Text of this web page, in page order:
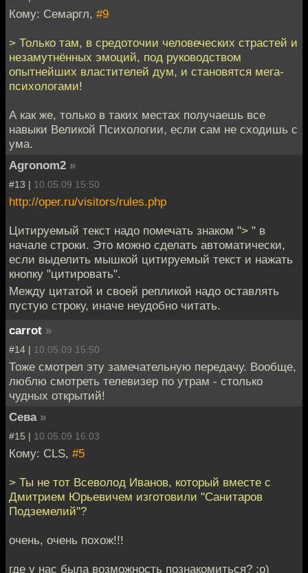
Кому: Семаргл, #9
> Только там, в средоточии человеческих страстей и
незамутнённых эмоций, под руководством
опытнейших властителей дум, и становятся мега-
психологами!
А как же, только в таких местах получаешь все
навыки Великой Психологии, если сам не сходишь с
ума.
Agronom2 »
#13 | 10.05.09 15:50
http://oper.ru/visitors/rules.php
Цитируемый текст надо помечать знаком "> " в
начале строки. Это можно сделать автоматически,
если выделить мышкой цитируемый текст и нажать
кнопку "цитировать".
Между цитатой и своей репликой надо оставлять
пустую строку, иначе неудобно читать.
carrot »
#14 | 10.05.09 15:50
Тоже смотрел эту замечательную передачу. Вообще,
люблю смотреть телевизер по утрам - столько
чудных открытий!
Сева »
#15 | 10.05.09 16:03
Кому: CLS, #5
> Ты не тот Всеволод Иванов, который вместе с
Дмитрием Юрьевичем изготовили "Санитаров
Подземелий"?
очень, очень похож!!!
где у нас была возможность познакомиться? :о)